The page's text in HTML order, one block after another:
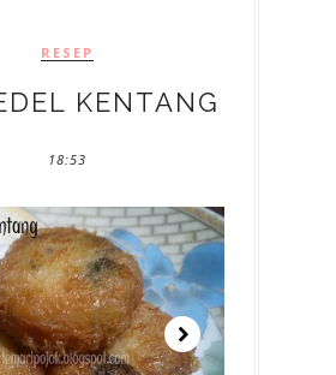
RESEP
KENTANG
18:53